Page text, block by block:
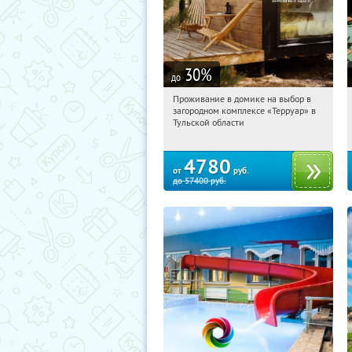
до 30%
11:00:08 Купили:
Тульская обл., Ясногорский р-н, с.
Проживание в домике на выбор в
загородном комплексе «Терруар» в
Тульской области
от 4780 руб.
до57400руб.